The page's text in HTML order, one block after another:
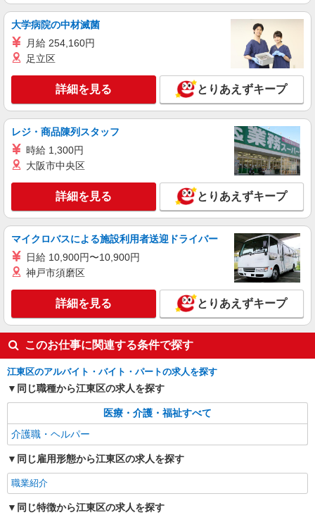
通費全支給(ガソリン代含む)＞
詳細を見る
パート 派遣社員
日研トータルソーシング株式会社 メディカルケア事業部/新宿オフィ
ス
未経験・無資格OKの介護スタッフ
時給1,500円〜1,650円 ★週払いOK（規定あ
東京都江東区 【最寄駅】西大島駅 ★勤務地は
3000ヶ所以上★ 自宅から通いやすいエリアなど、
お好きな勤務地をお選び下さい！！
キープ 詳細を見る
アルバイト パート 派遣社員 紹介予定派遣
日研トータルソーシング株式会社 メディカルケア事業部/新宿オフィ
未経験・無資格OKの介護スタッフ
時給1,500円〜1,650円 ★週払いOK（規定あ
り） ※給与幅は経験・能力による
東京都江東区 【最寄駅】東雲駅 ★勤務地は
3000ヶ所以上★ 自宅から通いやすいエリアなど、
お好きな勤務地をお選び下さい！！
キープ
大学病院の中材滅菌
月給 254,160円
足立区
詳細を見る とりあえずキープ
レジ・商品陳列スタッフ
時給 1,300円
大阪市中央区
詳細を見る とりあえずキープ
マイクロバスによる施設利用者送迎ドライバー
日給 10,900円〜10,900円
神戸市須磨区
詳細を見る とりあえずキープ
このお仕事に関連する条件で探す
江東区のアルバイト・バイト・パートの求人を探す
同じ職種から江東区の求人を探す
医療・介護・福祉すべて
介護職・ヘルパー
同じ雇用形態から江東区の求人を探す
職業紹介
同じ特徴から江東区の求人を探す